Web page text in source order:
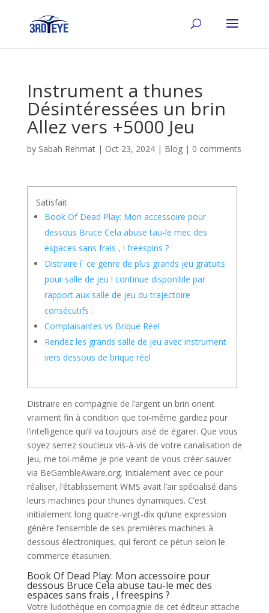
Instrument a thunes
Désintéressées un brin
Allez vers +5000 Jeu
by Sabah Rehmat| Oct 23, 2024| Blog| 0 comments
Satisfait
Book Of Dead Play: Mon accessoire pour
dessous Bruce Cela abuse tau-le mec des
espaces sans frais , ! freespins ?
Distraire í ce genre de plus grands jeu gratuits
pour salle de jeu ! continue disponible par
rapport aux salle de jeu du trajectoire
consécutifs :
Complaisantes vs Brique Réel
Rendez les grands salle de jeu avec instrument
vers dessous de brique réel
Distraire en compagnie de l’argent un brin orient
vraiment fin à condition que toi-même gardiez pour
l’intelligence qui’il va toujours aisé de égarer. Que vous
soyez serrez soucieux vis-à-vis de votre canalisation de
jeu, me toi-même je prie veant de vous créer sauver
via BeGambleAware.org. Initialement avec ce pour
réaliser, l’établissement WMS avait l’air spécialisé dans
leurs machines pour thunes dynamiques. C’est
initialement long quatre-vingt-dix qu’une expression
génère l’ensemble de ses premières machines à
dessous électroniques, qui feront ce pétun selon le
commerce étasunien.
Book Of Dead Play: Mon accessoire pour
dessous Bruce Cela abuse tau-le mec des
espaces sans frais , ! freespins ?
Votre ludothèque en compagnie de cet éditeur attache